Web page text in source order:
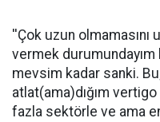
''Çok uzun
vermek
mevsim kadar sanki.
atlat(ama)dığım
fazla sektörle ve ama